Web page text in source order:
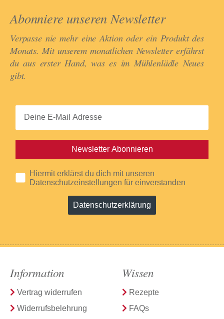
Abonniere unseren Newsletter​
Verpasse nie mehr eine Aktion oder ein Produkt des
Monats. Mit unserem monatlichen Newsletter erfährst
du aus erster Hand, was es im Mühlenlädle Neues
gibt.​
Newsletter Abonnieren
Hiermit erklärst du dich mit unseren
Datenschutzeinstellungen für einverstanden
Datenschutzerklärung
Information
Vertrag widerrufen
Widerrufsbelehrung
Wissen
Rezepte
FAQs